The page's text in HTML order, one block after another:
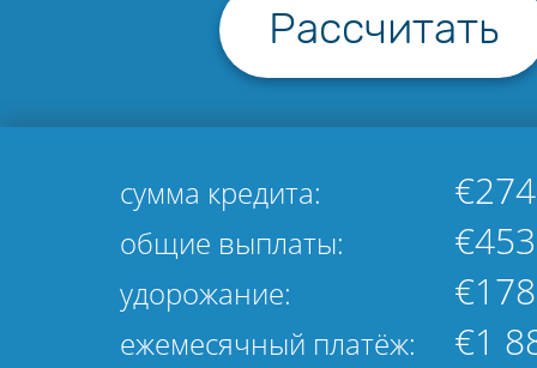
Рассчитать
сумма кредита:
общие выплаты:
удорожание:
ежемесячный платёж: €1